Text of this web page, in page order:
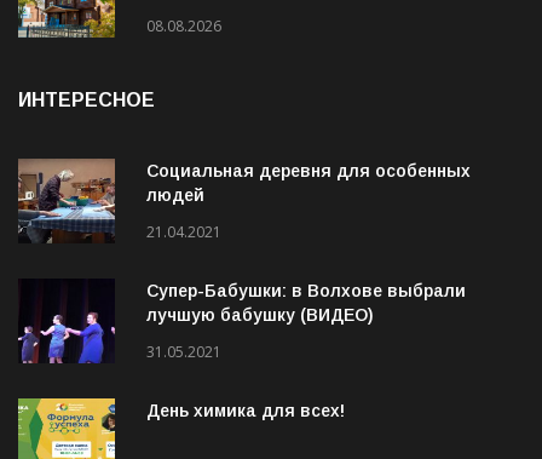
08.08.2026
ИНТЕРЕСНОЕ
Социальная деревня для особенных
людей
21.04.2021
Супер-Бабушки: в Волхове выбрали
лучшую бабушку (ВИДЕО)
31.05.2021
День химика для всех!